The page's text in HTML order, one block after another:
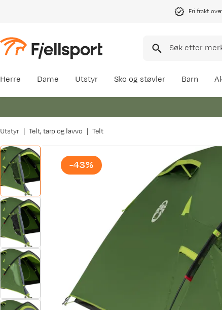
Fri frakt
Herre Dame Utstyr Sko og støvler Barn
Utstyr Telt, tarp og lavvo Telt
-43%